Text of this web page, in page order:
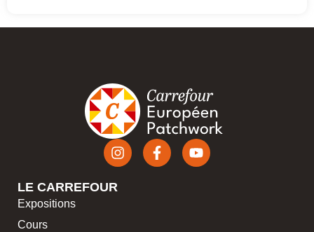
LE CARREFOUR
Expositions
Cours